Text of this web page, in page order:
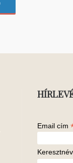
Email cím
Keresztnév